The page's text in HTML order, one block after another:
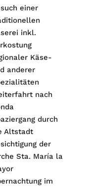
einer
inkl.
Käse-
anderer
nach
durch
Altstadt
der
Sta. María la
im